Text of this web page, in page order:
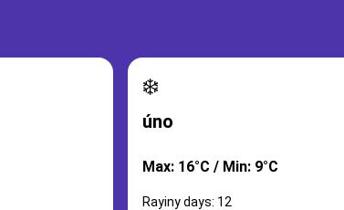
❄️
úno
Max: 16°C / Min: 9°C
Rayiny days: 12